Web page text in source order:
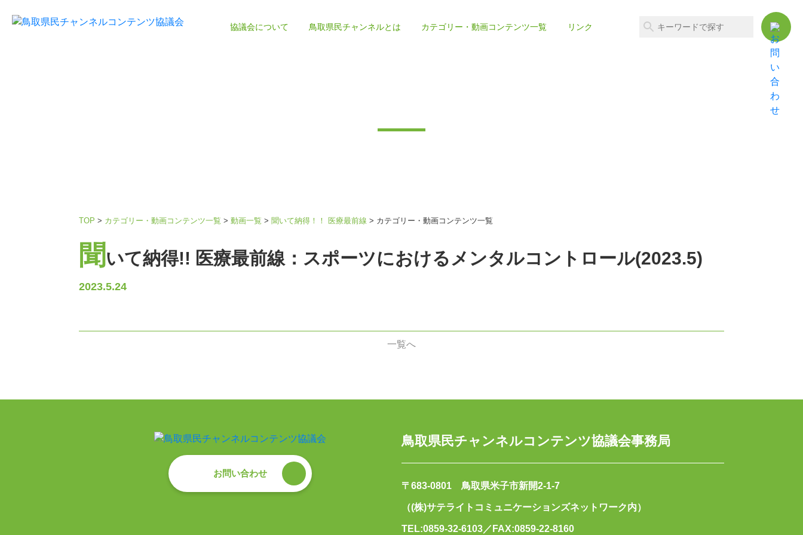
協議会について 鳥取県民チャンネルとは カテゴリー・動画コンテンツ一覧 リンク
TOP > カテゴリー・動画コンテンツ一覧 > 動画一覧 > 聞いて納得！！ 医療最前線 > カテゴリー・動画コンテンツ一覧
聞 いて納得!! 医療最前線：スポーツにおけるメンタルコントロール(2023.5)
2023.5.24
一覧へ
お問い合わせ
鳥取県民チャンネルコンテンツ協議会事務局
〒683-0801 鳥取県米子市新開2-1-7
（(株)サテライトコミュニケーションズネットワーク内）
TEL:0859-32-6103／FAX:0859-22-8160